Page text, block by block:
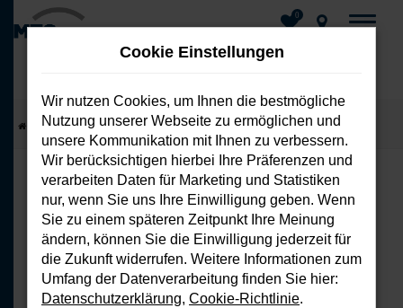
Zum
Hauptinhalt
springen
0
Startseite Fahrzeuge Fahrzeug-Showroom
FEHLER: NETWORK ERROR
Beim Laden ist ein Fehler aufgetreten.
Hier sind ein paar Tipps, die dir helfen
können:
Cookie Einstellungen
Wir nutzen Cookies, um Ihnen die bestmögliche
Nutzung unserer Webseite zu ermöglichen und
unsere Kommunikation mit Ihnen zu verbessern.
Wir berücksichtigen hierbei Ihre Präferenzen und
verarbeiten Daten für Marketing und Statistiken
nur, wenn Sie uns Ihre Einwilligung geben. Wenn
Sie zu einem späteren Zeitpunkt Ihre Meinung
ändern, können Sie die Einwilligung jederzeit für
die Zukunft widerrufen. Weitere Informationen zum
Umfang der Datenverarbeitung finden Sie hier:
Datenschutzerklärung, Cookie-Richtlinie.